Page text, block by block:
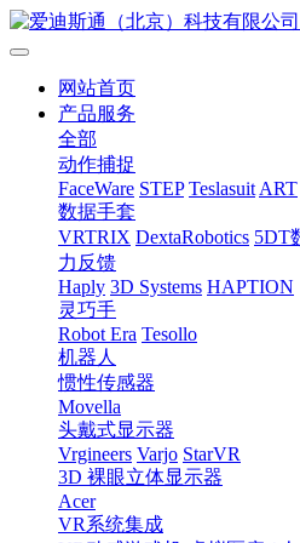
网站首页
产品服务
全部
动作捕捉
FaceWare STEP Teslasuit ART
数据手套
VRTRIX DextaRobotics 5DT
力反馈
Haply 3D Systems HAPTION
灵巧手
Robot Era Tesollo
机器人
惯性传感器
Movella
头戴式显示器
Vrgineers Varjo StarVR
3D 裸眼立体显示器
Acer
VR系统集成